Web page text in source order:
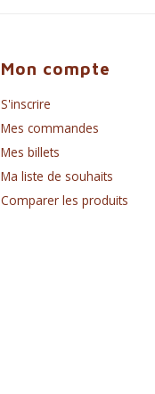
Mon compte
S'inscrire
Mes commandes
Mes billets
Ma liste de souhaits
Comparer les produits